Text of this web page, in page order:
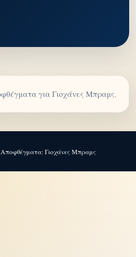
για Γιοχάνες Μπραμς.
Αποφθέγματα: Γιοχάνες Μπραμς